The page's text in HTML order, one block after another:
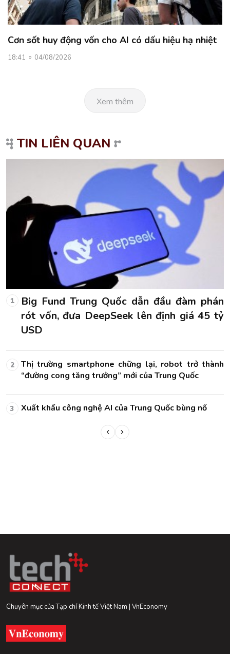
Cơn sốt huy động vốn cho AI có dấu hiệu hạ nhiệt
18:41 04/08/2026
Xem thêm
TIN LIÊN QUAN
1
Big Fund Trung Quốc dẫn đầu đàm phán
rót vốn, đưa DeepSeek lên định giá 45 tỷ
USD
2
Thị trường smartphone chững lại, robot trở thành
“đường cong tăng trưởng” mới của Trung Quốc
3 Xuất khẩu công nghệ AI của Trung Quốc bùng nổ
Chuyên mục của Tạp chí Kinh tế Việt Nam | VnEconomy